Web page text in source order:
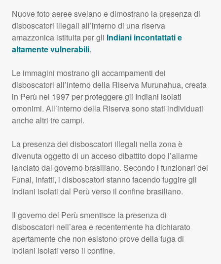
Nuove foto aeree svelano e dimostrano la presenza di
disboscatori illegali all’interno di una riserva
amazzonica istituita per gli Indiani incontattati e
altamente vulnerabili.
Le immagini mostrano gli accampamenti dei
disboscatori all’interno della Riserva Murunahua, creata
in Perù nel 1997 per proteggere gli Indiani isolati
omonimi. All’interno della Riserva sono stati individuati
anche altri tre campi.
La presenza dei disboscatori illegali nella zona è
divenuta oggetto di un acceso dibattito dopo l’allarme
lanciato dal governo brasiliano. Secondo i funzionari del
Funai, infatti, i disboscatori stanno facendo fuggire gli
Indiani isolati dal Perù verso il confine brasiliano.
Il governo del Perù smentisce la presenza di
disboscatori nell’area e recentemente ha dichiarato
apertamente che non esistono prove della fuga di
Indiani isolati verso il confine.